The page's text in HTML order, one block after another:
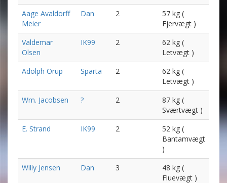
Aage Avaldorff
Meier
Dan 2
57 kg (
Fjervægt )
Valdemar
Olsen
IK99 2
62 kg (
Letvægt )
Adolph Orup
Sparta 2
62 kg (
Letvægt )
Wm. Jacobsen
? 2
87 kg (
Sværtvægt )
E. Strand
IK99 2
52 kg (
Bantamvægt
)
Willy Jensen
Dan 3
48 kg (
Fluevægt )